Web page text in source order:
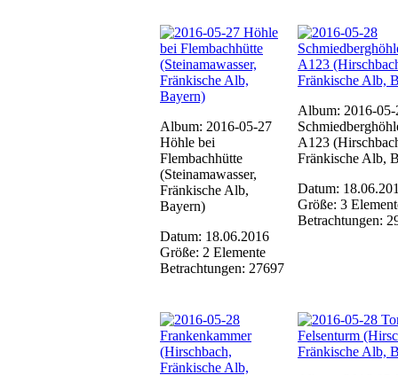
Album: 2016-05-27
Höhle bei
Flembachhütte
(Steinamawasser,
Fränkische Alb,
Bayern)
Datum: 18.06.2016
Größe: 2 Elemente
Betrachtungen: 27697
Album: 2016-05-
A123
Fränkische Alb,
Datum:
Größe: 3
Betrachtungen: